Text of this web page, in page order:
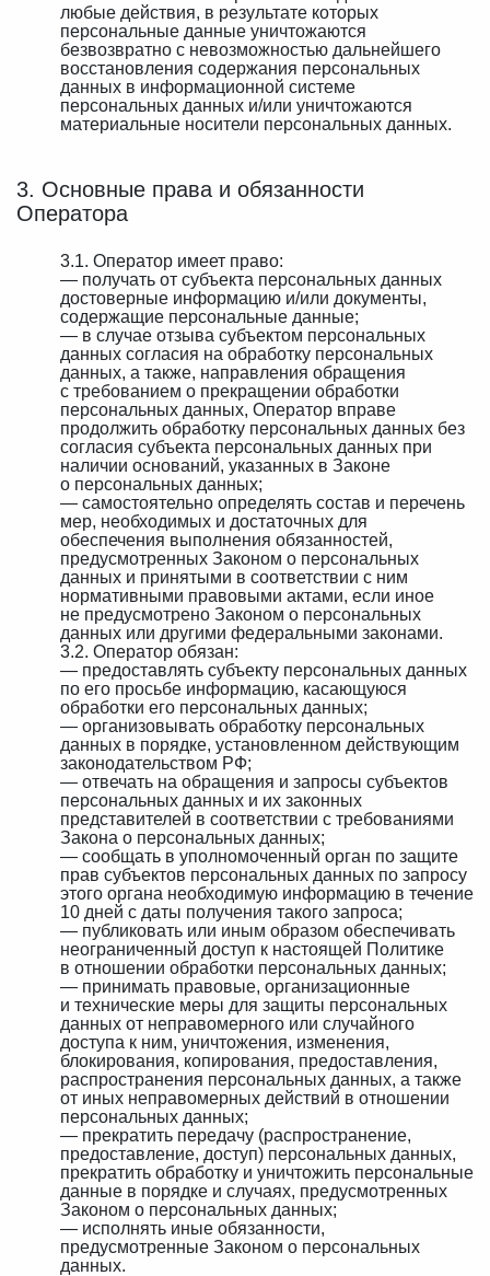
любые действия, в результате которых
персональные данные уничтожаются
безвозвратно с невозможностью дальнейшего
восстановления содержания персональных
данных в информационной системе
персональных данных и/или уничтожаются
материальные носители персональных данных.
3. Основные права и обязанности
Оператора
3.1. Оператор имеет право:
— получать от субъекта персональных данных
достоверные информацию и/или документы,
содержащие персональные данные;
— в случае отзыва субъектом персональных
данных согласия на обработку персональных
данных, а также, направления обращения
с требованием о прекращении обработки
персональных данных, Оператор вправе
продолжить обработку персональных данных без
согласия субъекта персональных данных при
наличии оснований, указанных в Законе
о персональных данных;
— самостоятельно определять состав и перечень
мер, необходимых и достаточных для
обеспечения выполнения обязанностей,
предусмотренных Законом о персональных
данных и принятыми в соответствии с ним
нормативными правовыми актами, если иное
не предусмотрено Законом о персональных
данных или другими федеральными законами.
3.2. Оператор обязан:
— предоставлять субъекту персональных данных
по его просьбе информацию, касающуюся
обработки его персональных данных;
— организовывать обработку персональных
данных в порядке, установленном действующим
законодательством РФ;
— отвечать на обращения и запросы субъектов
персональных данных и их законных
представителей в соответствии с требованиями
Закона о персональных данных;
— сообщать в уполномоченный орган по защите
прав субъектов персональных данных по запросу
этого органа необходимую информацию в течение
10 дней с даты получения такого запроса;
— публиковать или иным образом обеспечивать
неограниченный доступ к настоящей Политике
в отношении обработки персональных данных;
— принимать правовые, организационные
и технические меры для защиты персональных
данных от неправомерного или случайного
доступа к ним, уничтожения, изменения,
блокирования, копирования, предоставления,
распространения персональных данных, а также
от иных неправомерных действий в отношении
персональных данных;
— прекратить передачу (распространение,
предоставление, доступ) персональных данных,
прекратить обработку и уничтожить персональные
данные в порядке и случаях, предусмотренных
Законом о персональных данных;
— исполнять иные обязанности,
предусмотренные Законом о персональных
данных.